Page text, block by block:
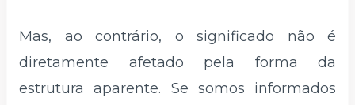
Mas, ao contrário, o significado não é
diretamente afetado pela forma da
estrutura aparente. Se somos informados